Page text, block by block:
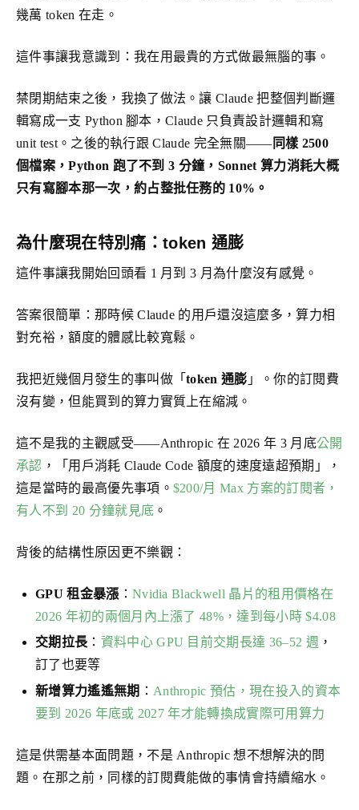
幾萬 token 在走。
這件事讓我意識到：我在用最貴的方式做最無腦的事。
禁閉期結束之後，我換了做法。讓 Claude 把整個判斷邏
輯寫成一支 Python 腳本，Claude 只負責設計邏輯和寫
unit test。之後的執行跟 Claude 完全無關—— 同樣 2500
個檔案，Python 跑了不到 3 分鐘，Sonnet 算力消耗大概
只有寫腳本那一次，約占整批任務的 10%。
為什麼現在特別痛：token 通膨
這件事讓我開始回頭看 1 月到 3 月為什麼沒有感覺。
答案很簡單：那時候 Claude 的用戶還沒這麼多，算力相
對充裕，額度的體感比較寬鬆。
我把近幾個月發生的事叫做「token 通膨 」。你的訂閱費
沒有變，但能買到的算力實質上在縮減。
這不是我的主觀感受——Anthropic 在 2026 年 3 月底公開
承認 ，「用戶消耗 Claude Code 額度的速度遠超預期」，
這是當時的最高優先事項。 $200/月 Max 方案的訂閱者，
有人不到 20 分鐘就見底 。
背後的結構性原因更不樂觀：
GPU 租金暴漲 ： Nvidia Blackwell 晶片的租用價格在
2026 年初的兩個月內上漲了 48%，達到每小時$4.08
交期拉長 ： 資料中心 GPU 目前交期長達 36–52 週 ，
訂了也要等
新增算力遙遙無期 ： Anthropic 預估，現在投入的資本
要到 2026 年底或 2027 年才能轉換成實際可用算力
這是供需基本面問題，不是 Anthropic 想不想解決的問
題。在那之前，同樣的訂閱費能做的事情會持續縮水。